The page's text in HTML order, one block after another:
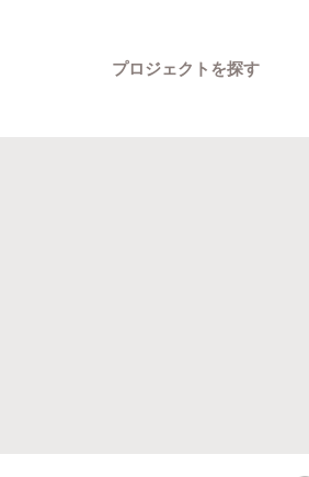
プロジェクトを探す